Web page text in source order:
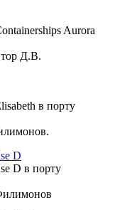
Aurora
Д.В.
в порту
D в порту